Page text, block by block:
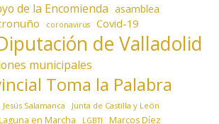
de la Encomienda asamblea
coronavirus Covid-19
de Valladolid
municipales
Toma la Palabra
Jesús Salamanca Junta de Castilla y León
en Marcha LGBTI Marcos Díez